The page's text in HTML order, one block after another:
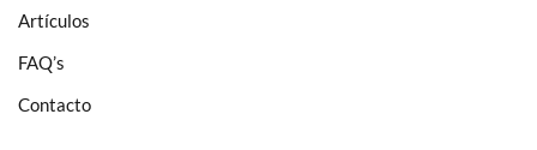
Artículos
FAQ’s
Contacto